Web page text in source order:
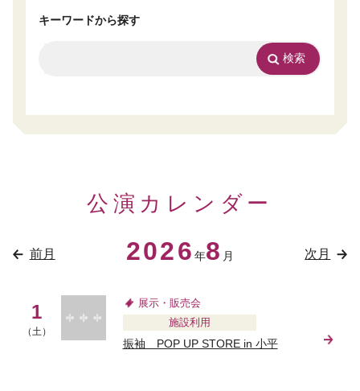
キーワードから探す
公演カレンダー
2026 年8 月
前月 次月
1
（土）
展示・販売会
施設利用
振袖 POP UP STORE in 小平